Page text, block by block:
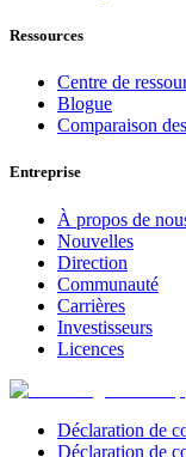
Ressources
Centre de
Blogue
Comparaison
Entreprise
À propos de
Nouvelles
Direction
Communauté
Carrières
Investisseurs
Licences
Déclaration de
Déclaration de